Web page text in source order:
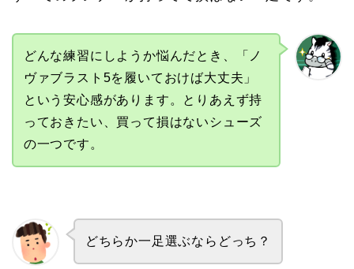
どんな練習にしようか悩んだとき、「ノ
ヴァブラスト5を履いておけば大丈夫」
という安心感があります。とりあえず持
っておきたい、買って損はないシューズ
の一つです。
どちらか一足選ぶならどっち？